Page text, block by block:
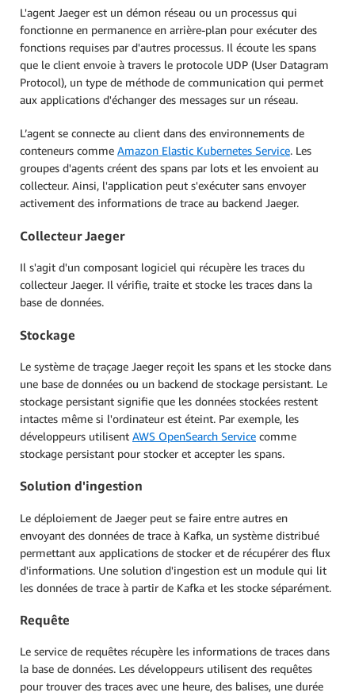
L'agent Jaeger est un démon réseau ou un processus qui
fonctionne en permanence en arrière-plan pour exécuter des
fonctions requises par d'autres processus. Il écoute les spans
que le client envoie à travers le protocole UDP (User Datagram
Protocol), un type de méthode de communication qui permet
aux applications d'échanger des messages sur un réseau.
L’agent se connecte au client dans des environnements de
conteneurs comme Amazon Elastic Kubernetes Service. Les
groupes d'agents créent des spans par lots et les envoient au
collecteur. Ainsi, l'application peut s'exécuter sans envoyer
activement des informations de trace au backend Jaeger.
Collecteur Jaeger
Il s'agit d'un composant logiciel qui récupère les traces du
collecteur Jaeger. Il vérifie, traite et stocke les traces dans la
base de données.
Stockage
Le système de traçage Jaeger reçoit les spans et les stocke dans
une base de données ou un backend de stockage persistant. Le
stockage persistant signifie que les données stockées restent
intactes même si l'ordinateur est éteint. Par exemple, les
développeurs utilisent AWS OpenSearch Service comme
stockage persistant pour stocker et accepter les spans.
Solution d'ingestion
Le déploiement de Jaeger peut se faire entre autres en
envoyant des données de trace à Kafka, un système distribué
permettant aux applications de stocker et de récupérer des flux
d'informations. Une solution d'ingestion est un module qui lit
les données de trace à partir de Kafka et les stocke séparément.
Requête
Le service de requêtes récupère les informations de traces dans
la base de données. Les développeurs utilisent des requêtes
pour trouver des traces avec une heure, des balises, une durée